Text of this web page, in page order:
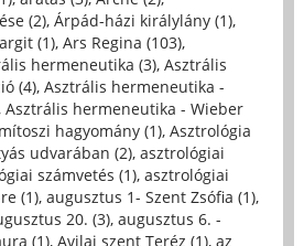
(2), Árpád-házi királylány (1),
(1), Ars Regina (103),
hermeneutika (3), Asztrális
(4), Asztrális hermeneutika -
Asztrális hermeneutika - Wieber
hagyomány (1), Asztrológia
udvarában (2), asztrológiai
számvetés (1), asztrológiai
(1), augusztus 1- Szent Zsófia (1),
20. (3), augusztus 6. -
(1), Avilai szent Teréz (1), az